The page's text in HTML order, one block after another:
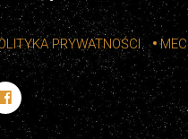
PRYWATNOŚCI